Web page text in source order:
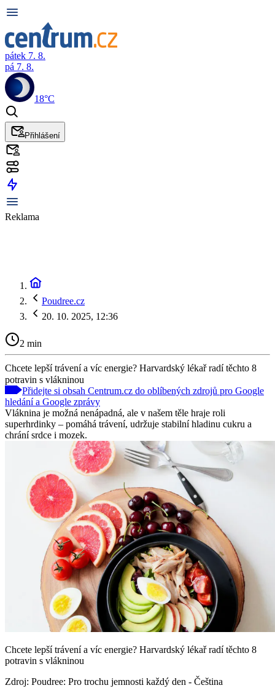
pátek 7. 8.
pá 7. 8.
18°C
Přihlášení
Reklama
Poudree.cz
20. 10. 2025, 12:36
2 min
Chcete lepší trávení a víc energie? Harvardský lékař radí těchto 8
potravin s vlákninou
Přidejte si obsah Centrum.cz do oblíbených zdrojů pro Google
hledání a Google zprávy
Vláknina je možná nenápadná, ale v našem těle hraje roli
superhrdinky – pomáhá trávení, udržuje stabilní hladinu cukru a
chrání srdce i mozek.
Chcete lepší trávení a víc energie? Harvardský lékař radí těchto 8
potravin s vlákninou
Zdroj: Poudree: Pro trochu jemnosti každý den - Čeština